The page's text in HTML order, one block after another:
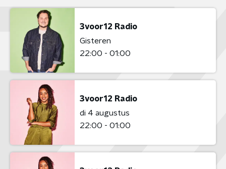
3voor12 Radio
Gisteren
22:00 - 01:00
3voor12 Radio
di 4 augustus
22:00 - 01:00